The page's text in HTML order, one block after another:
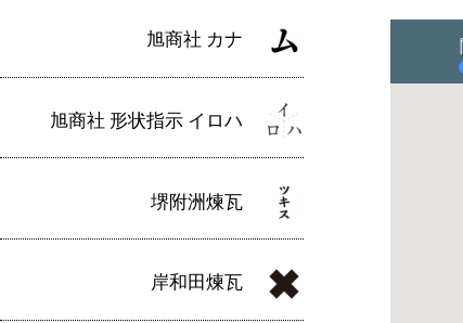
旭商社 カナ
旭商社 形状指示 イロハ
堺附洲煉瓦
岸和田煉瓦